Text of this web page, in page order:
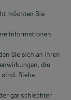
möchten Sie
Informationen
Sie sich an Ihren
die
sind. Siehe
gar schlechter